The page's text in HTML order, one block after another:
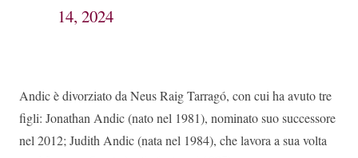
14, 2024
Andic è divorziato da Neus Raig Tarragó, con cui ha avuto tre
figli: Jonathan Andic (nato nel 1981), nominato suo successore
nel 2012; Judith Andic (nata nel 1984), che lavora a sua volta